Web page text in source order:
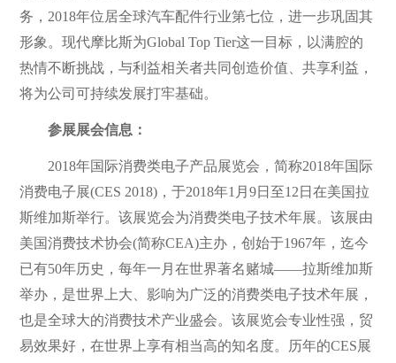
务，2018年位居全球汽车配件行业第七位，进一步巩固其
形象。现代摩比斯为Global Top Tier这一目标，以满腔的
热情不断挑战，与利益相关者共同创造价值、共享利益，
将为公司可持续发展打牢基础。
参展展会信息：
2018年国际消费类电子产品展览会，简称2018年国际
消费电子展(CES 2018)，于2018年1月9日至12日在美国拉
斯维加斯举行。该展览会为消费类电子技术年展。该展由
美国消费技术协会(简称CEA)主办，创始于1967年，迄今
已有50年历史，每年一月在世界著名赌城——拉斯维加斯
举办，是世界上大、影响为广泛的消费类电子技术年展，
也是全球大的消费技术产业盛会。该展览会专业性强，贸
易效果好，在世界上享有相当高的知名度。历年的CES展